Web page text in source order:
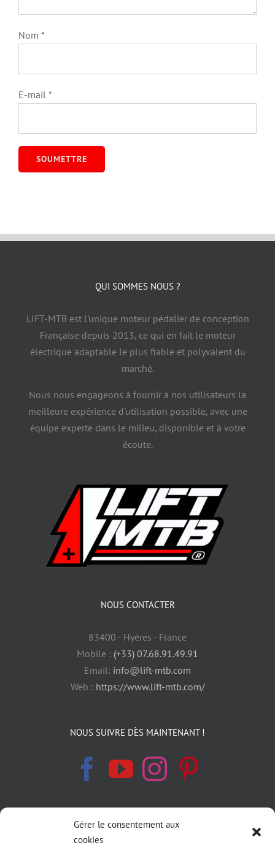
Gérer le consentement aux
cookies
Nom *
E-mail *
QUI SOMMES NOUS ?
LIFT-MTB est l'unique moteur pédalier de conception
Française depuis 2013, ce qui en fait le moteur
électrique adaptable le plus fiable et polyvalent du
marché.
Nous nous engageons à fournir à nos utilisateurs la
meilleure expérience d'utilisation possible, avec une
équipe experte dans le milieu, disponible et à votre
écoute.
NOUS CONTACTER
83400 - Hyères - France
Mobile : (+33) 07.68.91.49.91
Email: info@lift-mtb.com
Web : https://www.lift-mtb.com/
NOUS SUIVRE DÈS MAINTENANT !
INFORMATIONS LÉGALES